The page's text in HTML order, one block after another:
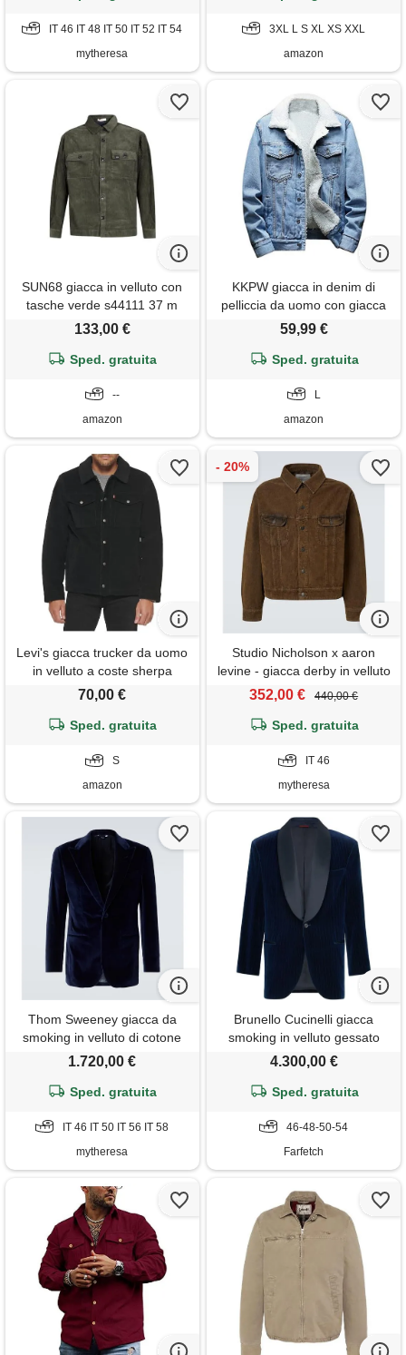
IT 46 IT 48 IT 50 IT 52 IT 54
mytheresa
3XL L S XL XS XXL
amazon
SUN68 giacca in velluto con
tasche verde s44111 37 m
133,00 €
Sped. gratuita
--
amazon
KKPW giacca in denim di
pelliccia da uomo con giacca
leggera in velluto, giacca
denim, giacca camionista a
oversize
59,99 €
Sped. gratuita
L
amazon
Levi's giacca trucker da uomo
in velluto a coste sherpa
foderata, velluto a coste nero,
70,00 €
Sped. gratuita
S
amazon
Studio Nicholson x aaron
levine - giacca derby in velluto
a coste
352,00 € 440,00 €
Sped. gratuita
IT 46
mytheresa
Thom Sweeney giacca da
smoking in velluto di cotone
1.720,00 €
Sped. gratuita
IT 46 IT 50 IT 56 IT 58
mytheresa
Brunello Cucinelli giacca
smoking in velluto gessato
con revers a scialle - blu
4.300,00 €
Sped. gratuita
46-48-50-54
Farfetch